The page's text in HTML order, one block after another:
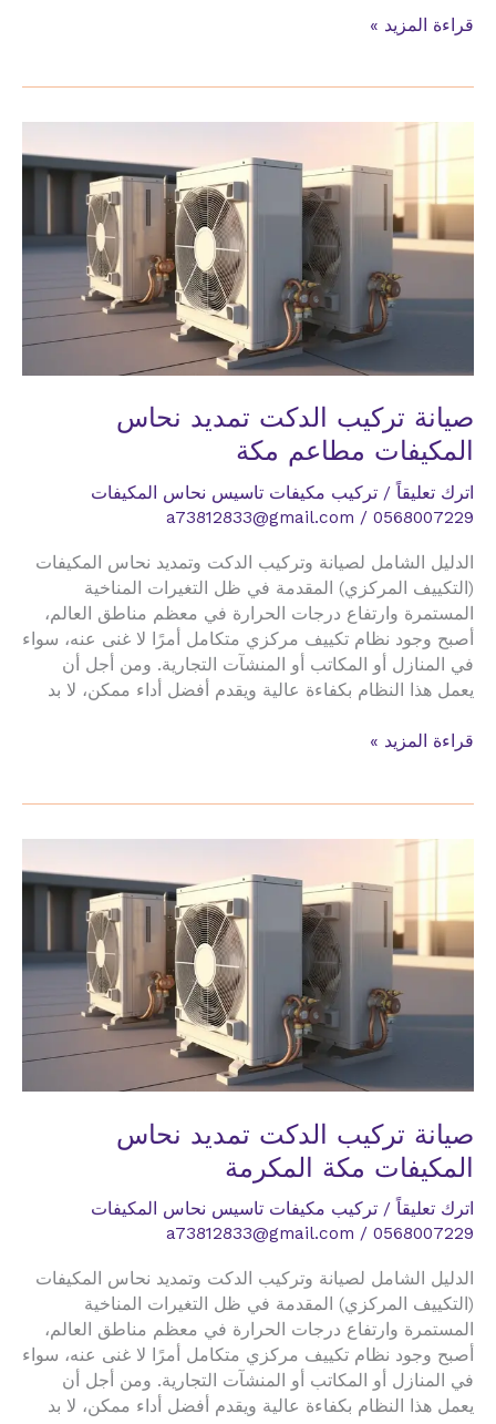
صيانة
نحاس
المكيفات
قراءة المزيد »
صيانة تركيب الدكت تمديد نحاس
المكيفات مطاعم مكة
اترك تعليقاً / تركيب مكيفات تاسيس نحاس المكيفات
0568007229
/
a73812833@gmail.com
الدليل الشامل لصيانة وتركيب الدكت وتمديد نحاس المكيفات
(التكييف المركزي) المقدمة في ظل التغيرات المناخية
المستمرة وارتفاع درجات الحرارة في معظم مناطق العالم،
أصبح وجود نظام تكييف مركزي متكامل أمرًا لا غنى عنه، سواء
في المنازل أو المكاتب أو المنشآت التجارية. ومن أجل أن
يعمل هذا النظام بكفاءة عالية ويقدم أفضل أداء ممكن، لا بد
صيانة
نحاس
مكة
قراءة المزيد »
صيانة تركيب الدكت تمديد نحاس
المكيفات مكة المكرمة
اترك تعليقاً / تركيب مكيفات تاسيس نحاس المكيفات
0568007229
/
a73812833@gmail.com
الدليل الشامل لصيانة وتركيب الدكت وتمديد نحاس المكيفات
(التكييف المركزي) المقدمة في ظل التغيرات المناخية
المستمرة وارتفاع درجات الحرارة في معظم مناطق العالم،
أصبح وجود نظام تكييف مركزي متكامل أمرًا لا غنى عنه، سواء
في المنازل أو المكاتب أو المنشآت التجارية. ومن أجل أن
يعمل هذا النظام بكفاءة عالية ويقدم أفضل أداء ممكن، لا بد